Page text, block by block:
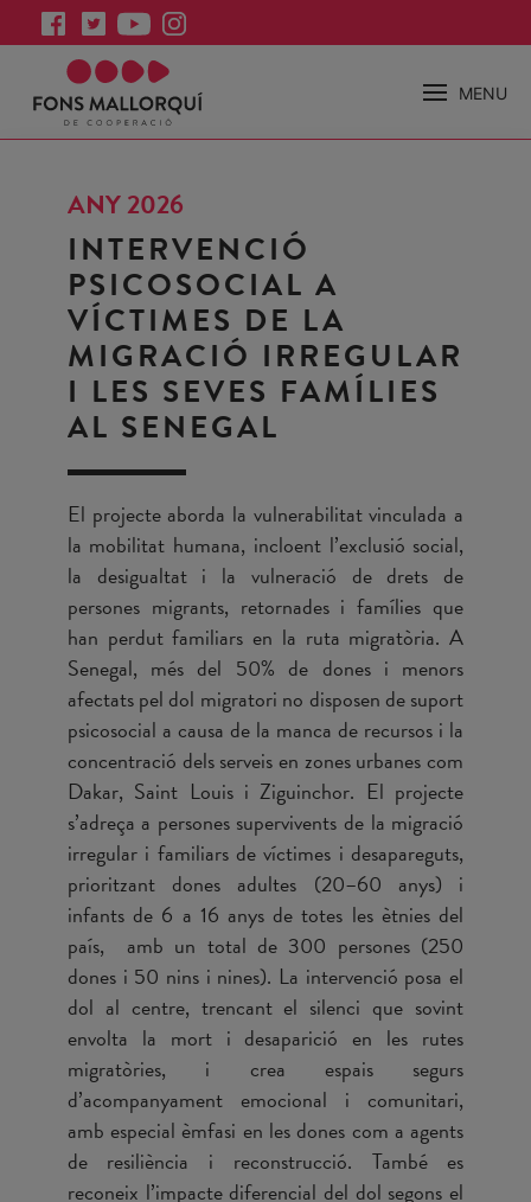
MENU
ANY 2026
INTERVENCIÓ
PSICOSOCIAL A
VÍCTIMES DE LA
MIGRACIÓ IRREGULAR
I LES SEVES FAMÍLIES
AL SENEGAL
El projecte aborda la vulnerabilitat vinculada a
la mobilitat humana, incloent l’exclusió social,
la desigualtat i la vulneració de drets de
persones migrants, retornades i famílies que
han perdut familiars en la ruta migratòria. A
Senegal, més del 50% de dones i menors
afectats pel dol migratori no disposen de suport
psicosocial a causa de la manca de recursos i la
concentració dels serveis en zones urbanes com
Dakar, Saint Louis i Ziguinchor. El projecte
s’adreça a persones supervivents de la migració
irregular i familiars de víctimes i desapareguts,
prioritzant dones adultes (20–60 anys) i
infants de 6 a 16 anys de totes les ètnies del
país, amb un total de 300 persones (250
dones i 50 nins i nines). La intervenció posa el
dol al centre, trencant el silenci que sovint
envolta la mort i desaparició en les rutes
migratòries, i crea espais segurs
d’acompanyament emocional i comunitari,
amb especial èmfasi en les dones com a agents
de resiliència i reconstrucció. També es
reconeix l’impacte diferencial del dol segons el